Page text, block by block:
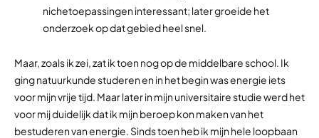
nichetoepassingen interessant; later groeide het
onderzoek op dat gebied heel snel.
Maar, zoals ik zei, zat ik toen nog op de middelbare school. Ik
ging natuurkunde studeren en in het begin was energie iets
voor mijn vrije tijd. Maar later in mijn universitaire studie werd het
voor mij duidelijk dat ik mijn beroep kon maken van het
bestuderen van energie. Sinds toen heb ik mijn hele loopbaan